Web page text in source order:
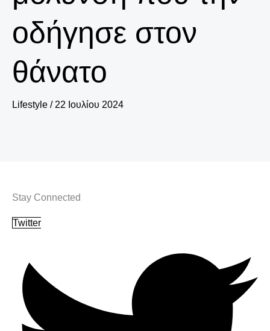
οδήγησε στον
θάνατο
Lifestyle / 22 Ιουλίου 2024
Stay Connected
Twitter